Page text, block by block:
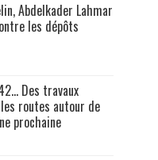
Abdelkader Lahmar
les dépôts
Des travaux
routes autour de
prochaine